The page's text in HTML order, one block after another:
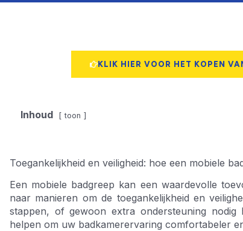
KLIK HIER VOOR HET KOPEN
Inhoud toon
Toegankelijkheid en veiligheid: hoe een mobiele
Een mobiele badgreep kan een waardevolle
naar manieren om de toegankelijkheid en
stappen, of gewoon extra ondersteuning
helpen om uw badkamerervaring comfortabeler